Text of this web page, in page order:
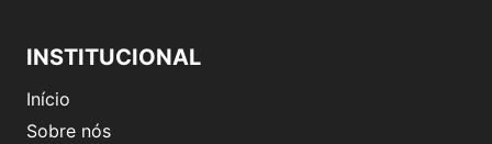
INSTITUCIONAL
Início
Sobre nós